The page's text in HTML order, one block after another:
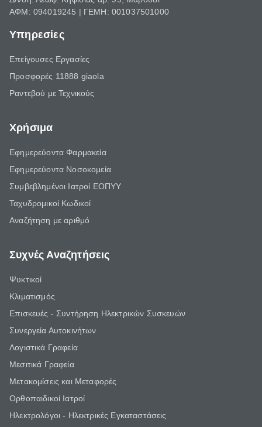
ΑΦΜ: 094019245 | ΓΕΜΗ: 001037501000
Υπηρεσίες
Επείγουσες Εργασίες
Προσφορές 11888 giaola
Ραντεβού με Τεχνικούς
Χρήσιμα
Εφημερεύοντα Φαρμακεία
Εφημερεύοντα Νοσοκομεία
Συμβεβλημένοι Ιατροί ΕΟΠΥΥ
Ταχυδρομικοί Κωδικοί
Αναζήτηση με αριθμό
Συχνές Αναζητήσεις
Ψυκτικοί
Κλιματισμός
Επισκευές - Συντήρηση Ηλεκτρικών Συσκευών
Συνεργεία Αυτοκινήτων
Λογιστικά Γραφεία
Μεσιτικά Γραφεία
Μετακομίσεις και Μεταφορές
Ορθοπαιδικοί Ιατροί
Ηλεκτρολόγοι - Ηλεκτρικές Εγκαταστάσεις